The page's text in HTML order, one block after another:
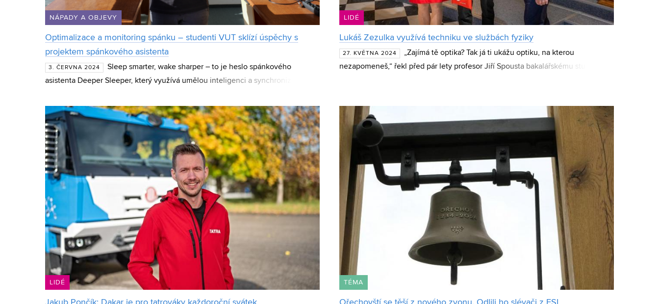
NÁPADY A OBJEVY
Optimalizace a monitoring spánku – studenti VUT sklízí úspěchy s
projektem spánkového asistenta
3. ČERVNA 2024
Sleep smarter, wake sharper – to je heslo spánkového
asistenta Deeper Sleeper, který využívá umělou inteligenci a synchronizaci
LIDÉ
Lukáš Zezulka využívá techniku ve službách fyziky
27. KVĚTNA 2024
„Zajímá tě optika? Tak já ti ukážu optiku, na kterou
nezapomeneš,“ řekl před pár lety profesor Jiří Spousta bakalářskému studentovi
LIDÉ TÉMA